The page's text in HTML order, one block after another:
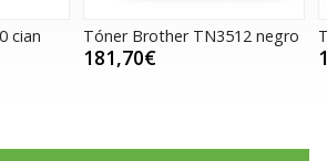
TN3512 negro Tóner Canon 718